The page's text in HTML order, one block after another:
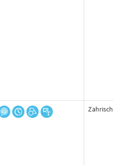
Zahrisch